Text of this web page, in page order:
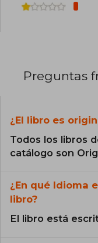
Preguntas
¿El libro es
Todos los libros
catálogo son
¿En qué Idioma
libro?
El libro está